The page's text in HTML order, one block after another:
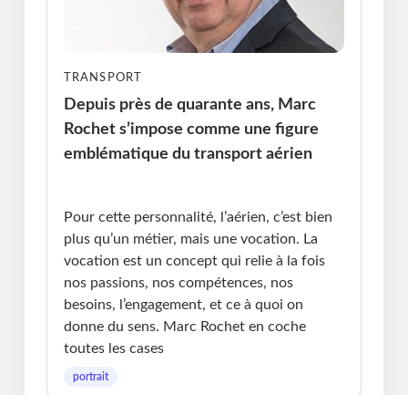
TRANSPORT
Depuis près de quarante ans, Marc
Rochet s’impose comme une figure
emblématique du transport aérien
Pour cette personnalité, l’aérien, c’est bien
plus qu’un métier, mais une vocation. La
vocation est un concept qui relie à la fois
nos passions, nos compétences, nos
besoins, l’engagement, et ce à quoi on
donne du sens. Marc Rochet en coche
toutes les cases
portrait